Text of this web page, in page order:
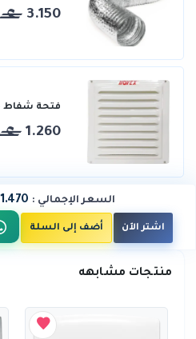
3.150
فتحة شفاط
1.260
السعر الإجمالي : 1.470ر.ع
اشتر الآن أضف إلى السلة
منتجات مشابهه